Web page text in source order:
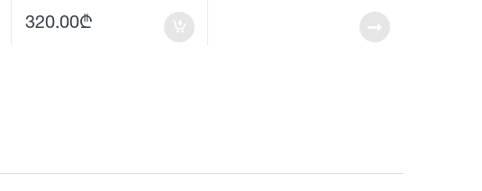
320.00₾